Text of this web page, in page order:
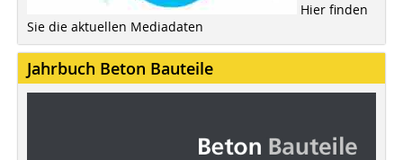
Hier finden
Sie die aktuellen Mediadaten
Jahrbuch Beton Bauteile